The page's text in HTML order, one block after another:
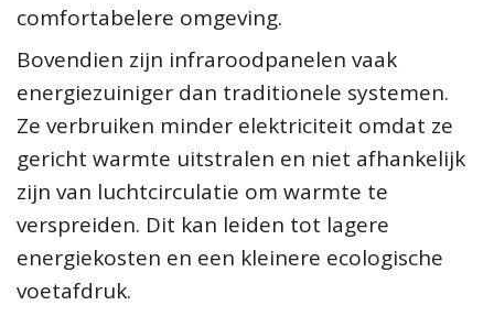
comfortabelere omgeving.
Bovendien zijn infraroodpanelen vaak
energiezuiniger dan traditionele systemen.
Ze verbruiken minder elektriciteit omdat ze
gericht warmte uitstralen en niet afhankelijk
zijn van luchtcirculatie om warmte te
verspreiden. Dit kan leiden tot lagere
energiekosten en een kleinere ecologische
voetafdruk.